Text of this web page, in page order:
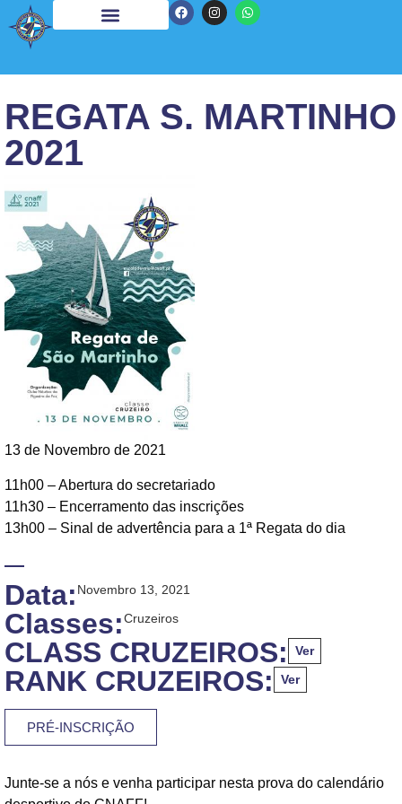
REGATA S. MARTINHO
2021
13 de Novembro de 2021
11h00 – Abertura do secretariado
11h30 – Encerramento das inscrições
13h00 – Sinal de advertência para a 1ª Regata do dia
Data: Novembro 13, 2021
Classes:Cruzeiros
CLASS CRUZEIROS: Ver
RANK CRUZEIROS: Ver
PRÉ-INSCRIÇÃO
Junte-se a nós e venha participar nesta prova do calendário